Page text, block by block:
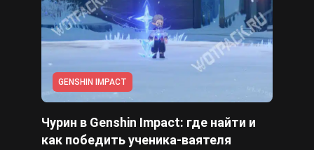
GENSHIN IMPACT
Чурин в Genshin Impact: где найти и
как победить ученика-ваятеля